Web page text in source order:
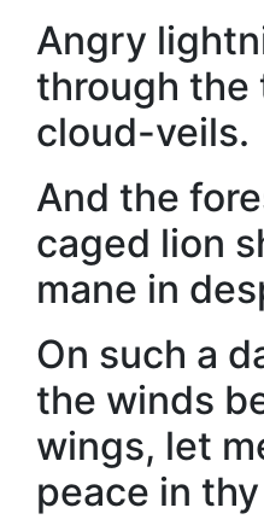
Angry
through the
cloud-veils.
And the
caged lion
mane in
On such a
the winds
wings, let
peace in